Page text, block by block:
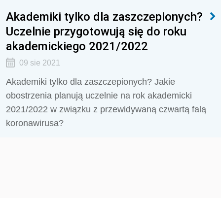
Akademiki tylko dla zaszczepionych?
Uczelnie przygotowują się do roku
akademickiego 2021/2022
09 sie 2021
Akademiki tylko dla zaszczepionych? Jakie
obostrzenia planują uczelnie na rok akademicki
2021/2022 w związku z przewidywaną czwartą falą
koronawirusa?